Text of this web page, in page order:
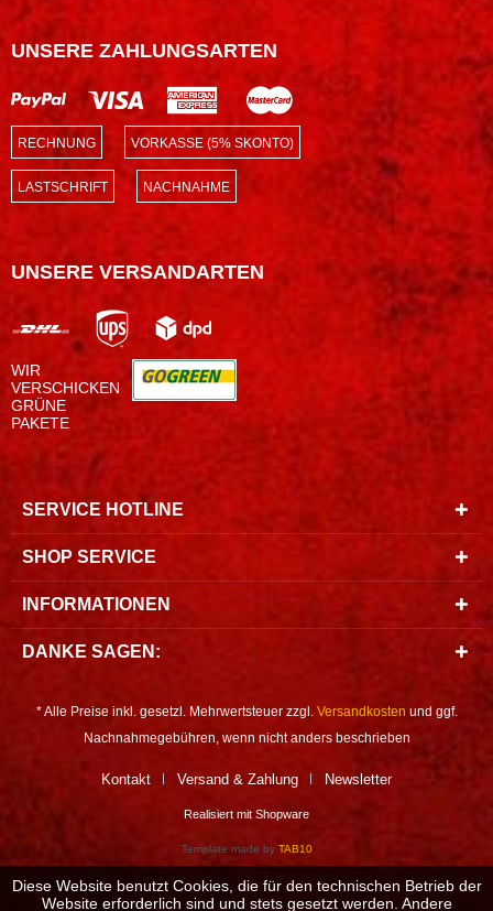
UNSERE ZAHLUNGSARTEN
RECHNUNG VORKASSE (5% SKONTO)
LASTSCHRIFT NACHNAHME
UNSERE VERSANDARTEN
WIR
VERSCHICKEN
GRÜNE
PAKETE
SERVICE HOTLINE
SHOP SERVICE
INFORMATIONEN
DANKE SAGEN:
* Alle Preise inkl. gesetzl. Mehrwertsteuer zzgl. Versandkosten und ggf.
Nachnahmegebühren, wenn nicht anders beschrieben
Kontakt Versand & Zahlung Newsletter
Realisiert mit Shopware
Template made by TAB10
Diese Website benutzt Cookies, die für den technischen Betrieb der
Website erforderlich sind und stets gesetzt werden. Andere